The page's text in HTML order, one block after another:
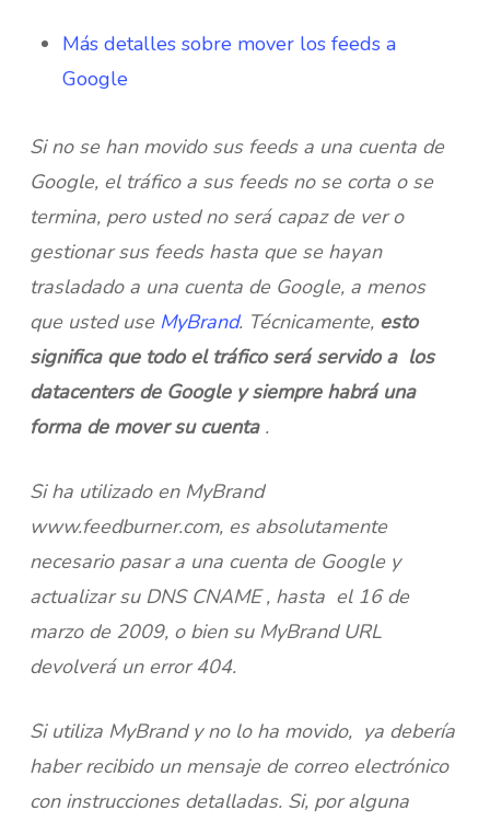
Más detalles sobre mover los feeds a
Google
Si no se han movido sus feeds a una cuenta de
Google, el tráfico a sus feeds no se corta o se
termina, pero usted no será capaz de ver o
gestionar sus feeds hasta que se hayan
trasladado a una cuenta de Google, a menos
que usted use MyBrand. Técnicamente, esto
significa que todo el tráfico será servido a los
datacenters de Google y siempre habrá una
forma de mover su cuenta.
Si ha utilizado en MyBrand
www.feedburner.com, es absolutamente
necesario pasar a una cuenta de Google y
actualizar su DNS CNAME , hasta el 16 de
marzo de 2009, o bien su MyBrand URL
devolverá un error 404.
Si utiliza MyBrand y no lo ha movido, ya debería
haber recibido un mensaje de correo electrónico
con instrucciones detalladas. Si, por alguna